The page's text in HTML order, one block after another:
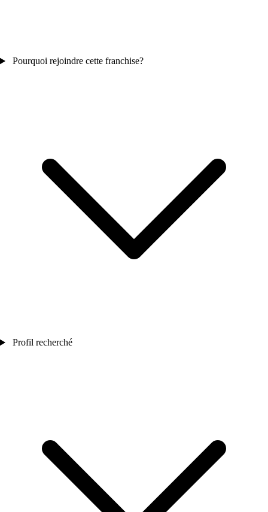
Pourquoi rejoindre cette franchise?
Profil recherché